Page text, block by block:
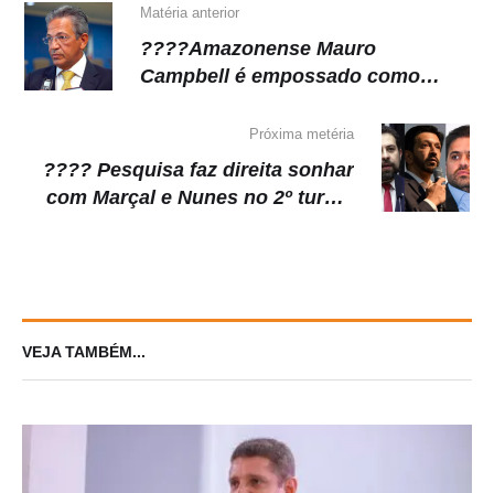
k
Matéria anterior
????Amazonense Mauro
Campbell é empossado como
nesta terça-feira (03)
Próxima metéria
???? Pesquisa faz direita sonhar
com Marçal e Nunes no 2º turno,
VEJA TAMBÉM...